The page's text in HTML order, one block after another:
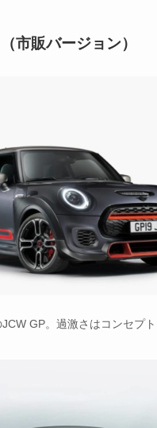
市販バージョン）
GP。過激さはコンセプト